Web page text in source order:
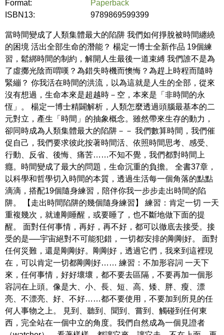
Format:
Paperback
ISBN13:
9789869599399
當時間變成了人類集體最大的陷阱 我們如何掙脫被時間纏繞
的困境 活出全部生命的潛能？ 楊定一博士全新作品 19個練
習，鬆綁時間的制約，解開人生最後一道束縛 我們誰不是為
了虛擲光陰而喟嘆？為錯失時機而懊悔？為趕上時程而隨時
緊繃？ 你我活在時間的洪流，以為這就是人生的全部，從來
沒有想過，生命本來是超越時－空，本來是「非時間的永
恆」。 楊定一博士精闢解析，人類怎麼透過頭腦最基本的二
元對立，產生「時間」的抽象概念。雖然帶來生存的動力，
卻同時成為人類集體最大的陷阱－－ 我們數算時間，我們催
促自己，我們要求彼此按著時間活、依照時間思考、感受、
行動、反省、後悔、痛苦……不知不覺，我們都對時間上
癮。時間變成了最大的問題，生命沉重的負擔。 全書37章，
以科學和哲學切入時間的本質，透過生活每一個角落的點點
滴滴，搭配19個隨身練習，陪伴你我一步步走出時間的陷
阱。 【走出時間陷阱的幾個隨身練習】 練習：肯定一切 一天
重複幾次，就連剛睡醒，或要睡了，也不斷地做下面的提
醒。 面對任何事情，再好，再不好，都可以徹底去接受。接
受的是──宇宙絕對不可能犯錯，一切都安排的剛剛好。 面對
任何災難，還是剛剛好。剛剛好，透過它們，我來到這裡現
在，可以肯定一切都剛剛好…… 練習：不加形容詞 一天下
來，任何事情，好好壞壞，都不要去區隔，不要再加一個形
容詞在上頭。像是大、小、長、短、高、矮、胖、瘦、漂
亮、不漂亮、好、不好……都不要使用，不要加到所見的任
何人事物之上。 見到、聽到、聞到、嘗到、觸碰到任何東
西，完全站在一個中立的角度。我們自然成為一個見證者